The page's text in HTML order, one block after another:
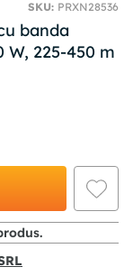
SKU: PRXN28536
banda
W, 225-450 m